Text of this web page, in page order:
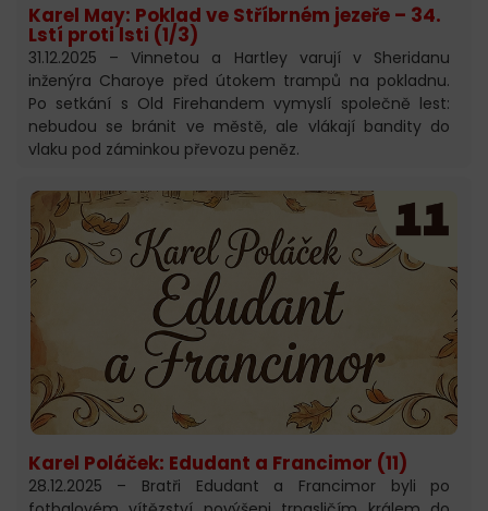
Karel May: Poklad ve Stříbrném jezeře – 34.
Lstí proti lsti (1/3)
31.12.2025 – Vinnetou a Hartley varují v Sheridanu
inženýra Charoye před útokem trampů na pokladnu.
Po setkání s Old Firehandem vymyslí společně lest:
nebudou se bránit ve městě, ale vlákají bandity do
vlaku pod záminkou převozu peněz.
Karel Poláček: Edudant a Francimor (11)
28.12.2025 – Bratři Edudant a Francimor byli po